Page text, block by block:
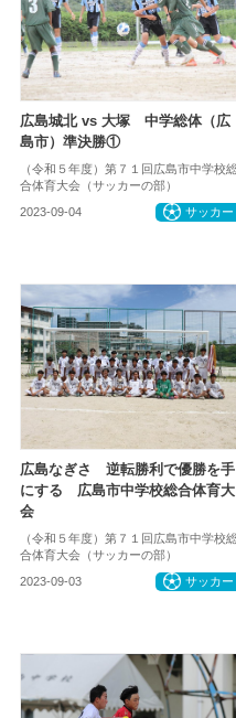
広島城北 vs 大塚 中学総体（広
島市）準決勝①
（令和５年度）第７１回広島市中学校
合体育大会（サッカーの部）
2023-09-04 サッカー
広島なぎさ 逆転勝利で優勝を手
にする 広島市中学校総合体育大
会
（令和５年度）第７１回広島市中学校
合体育大会（サッカーの部）
2023-09-03 サッカー